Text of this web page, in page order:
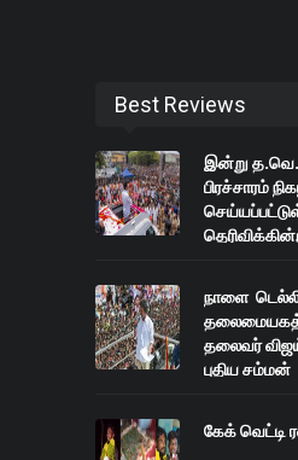
Best Reviews
இன்று
பிரச்சாரம்
நாளை டெல்லி
தலைவர்
புதிய சம்மன்
கேக் வெட்டி